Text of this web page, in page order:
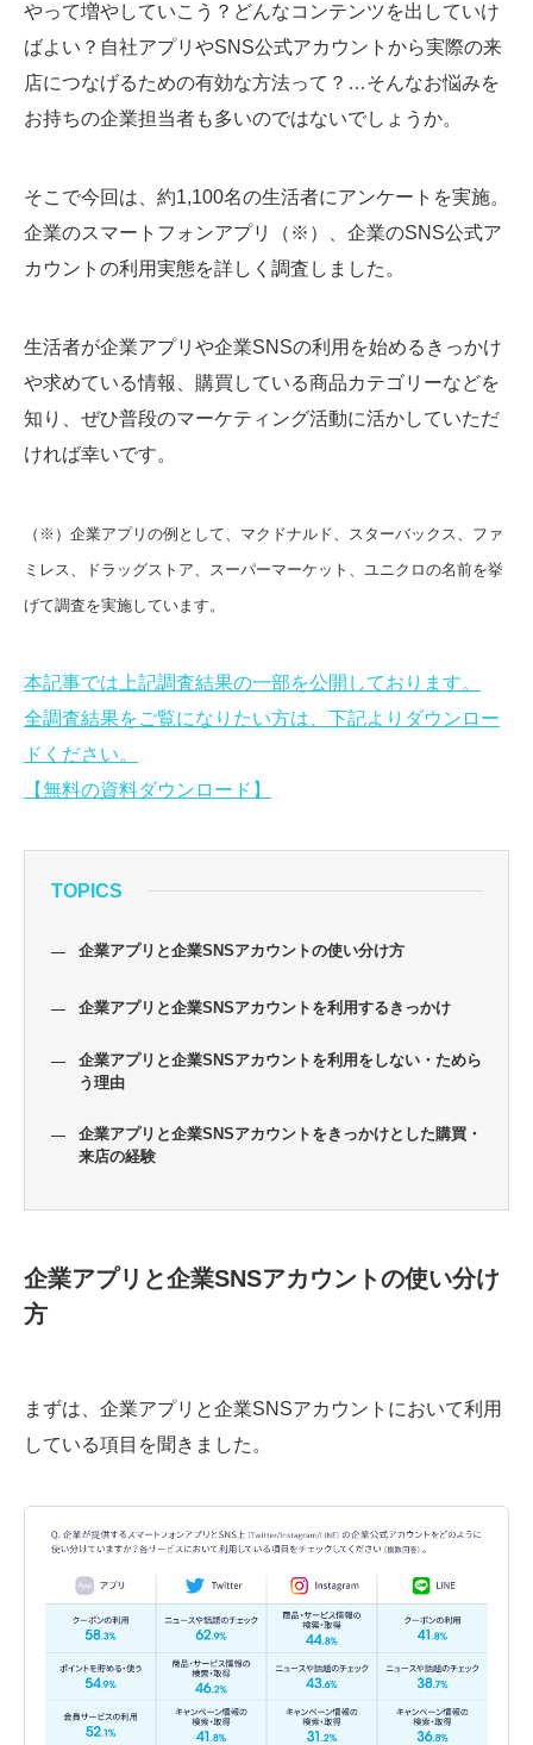
やって増やしていこう？どんなコンテンツを出していけ
ばよい？自社アプリやSNS公式アカウントから実際の来
店につなげるための有効な方法って？…そんなお悩みを
お持ちの企業担当者も多いのではないでしょうか。
そこで今回は、約1,100名の生活者にアンケートを実施。
企業のスマートフォンアプリ（※）、企業のSNS公式ア
カウントの利用実態を詳しく調査しました。
生活者が企業アプリや企業SNSの利用を始めるきっかけ
や求めている情報、購買している商品カテゴリーなどを
知り、ぜひ普段のマーケティング活動に活かしていただ
ければ幸いです。
（※）企業アプリの例として、マクドナルド、スターバックス、ファ
ミレス、ドラッグストア、スーパーマーケット、ユニクロの名前を挙
げて調査を実施しています。
本記事では上記調査結果の一部を公開しております。
全調査結果をご覧になりたい方は、下記よりダウンロー
ドください。
【無料の資料ダウンロード】
TOPICS
企業アプリと企業SNSアカウントの使い分け方
企業アプリと企業SNSアカウントを利用するきっかけ
企業アプリと企業SNSアカウントを利用をしない・ためら
う理由
企業アプリと企業SNSアカウントをきっかけとした購買・
来店の経験
企業アプリと企業SNSアカウントの使い分け
方
まずは、企業アプリと企業SNSアカウントにおいて利用
している項目を聞きました。